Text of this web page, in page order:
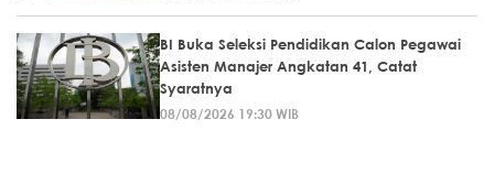
BI Buka Seleksi Pendidikan Calon Pegawai
Asisten Manajer Angkatan 41, Catat
Syaratnya
08/08/2026 19:30 WIB